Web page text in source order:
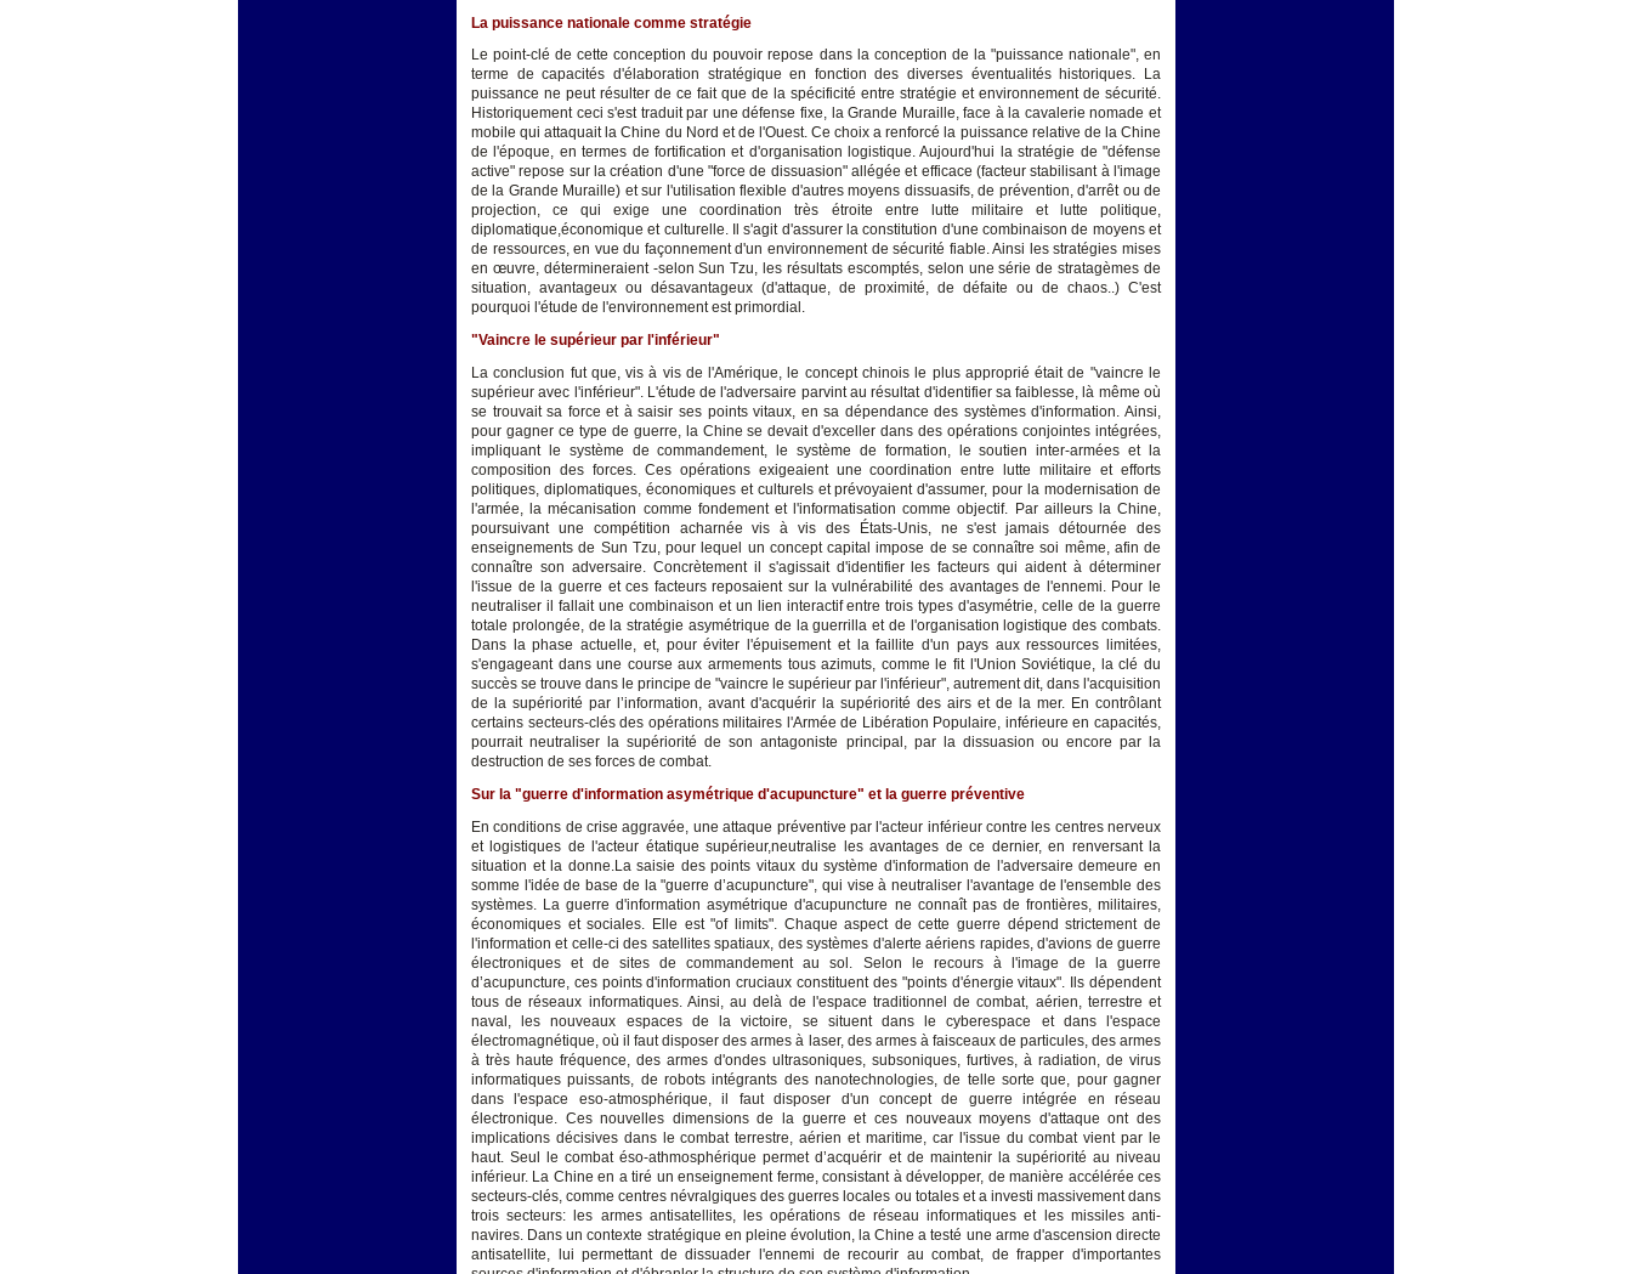
La puissance nationale comme stratégie
Le point-clé de cette conception du pouvoir repose dans la conception de la "puissance nationale", en
terme de capacités d'élaboration stratégique en fonction des diverses éventualités historiques. La
puissance ne peut résulter de ce fait que de la spécificité entre stratégie et environnement de sécurité.
Historiquement ceci s'est traduit par une défense fixe, la Grande Muraille, face à la cavalerie nomade et
mobile qui attaquait la Chine du Nord et de l'Ouest. Ce choix a renforcé la puissance relative de la Chine
de l'époque, en termes de fortification et d'organisation logistique. Aujourd'hui la stratégie de "défense
active" repose sur la création d'une "force de dissuasion" allégée et efficace (facteur stabilisant à l'image
de la Grande Muraille) et sur l'utilisation flexible d'autres moyens dissuasifs, de prévention, d'arrêt ou de
projection, ce qui exige une coordination très étroite entre lutte militaire et lutte politique,
diplomatique,économique et culturelle. Il s'agit d'assurer la constitution d'une combinaison de moyens et
de ressources, en vue du façonnement d'un environnement de sécurité fiable. Ainsi les stratégies mises
en œuvre, détermineraient -selon Sun Tzu, les résultats escomptés, selon une série de stratagèmes de
situation, avantageux ou désavantageux (d'attaque, de proximité, de défaite ou de chaos..) C'est
pourquoi l'étude de l'environnement est primordial.
"Vaincre le supérieur par l'inférieur"
La conclusion fut que, vis à vis de l'Amérique, le concept chinois le plus approprié était de "vaincre le
supérieur avec l'inférieur". L'étude de l'adversaire parvint au résultat d'identifier sa faiblesse, là même où
se trouvait sa force et à saisir ses points vitaux, en sa dépendance des systèmes d'information. Ainsi,
pour gagner ce type de guerre, la Chine se devait d'exceller dans des opérations conjointes intégrées,
impliquant le système de commandement, le système de formation, le soutien inter-armées et la
composition des forces. Ces opérations exigeaient une coordination entre lutte militaire et efforts
politiques, diplomatiques, économiques et culturels et prévoyaient d'assumer, pour la modernisation de
l'armée, la mécanisation comme fondement et l'informatisation comme objectif. Par ailleurs la Chine,
poursuivant une compétition acharnée vis à vis des États-Unis, ne s'est jamais détournée des
enseignements de Sun Tzu, pour lequel un concept capital impose de se connaître soi même, afin de
connaître son adversaire. Concrètement il s'agissait d'identifier les facteurs qui aident à déterminer
l'issue de la guerre et ces facteurs reposaient sur la vulnérabilité des avantages de l'ennemi. Pour le
neutraliser il fallait une combinaison et un lien interactif entre trois types d'asymétrie, celle de la guerre
totale prolongée, de la stratégie asymétrique de la guerrilla et de l'organisation logistique des combats.
Dans la phase actuelle, et, pour éviter l'épuisement et la faillite d'un pays aux ressources limitées,
s'engageant dans une course aux armements tous azimuts, comme le fit l'Union Soviétique, la clé du
succès se trouve dans le principe de "vaincre le supérieur par l'inférieur", autrement dit, dans l'acquisition
de la supériorité par l’information, avant d'acquérir la supériorité des airs et de la mer. En contrôlant
certains secteurs-clés des opérations militaires l'Armée de Libération Populaire, inférieure en capacités,
pourrait neutraliser la supériorité de son antagoniste principal, par la dissuasion ou encore par la
destruction de ses forces de combat.
Sur la "guerre d'information asymétrique d'acupuncture" et la guerre préventive
En conditions de crise aggravée, une attaque préventive par l'acteur inférieur contre les centres nerveux
et logistiques de l'acteur étatique supérieur,neutralise les avantages de ce dernier, en renversant la
situation et la donne.La saisie des points vitaux du système d'information de l'adversaire demeure en
somme l'idée de base de la "guerre d’acupuncture", qui vise à neutraliser l'avantage de l'ensemble des
systèmes. La guerre d'information asymétrique d'acupuncture ne connaît pas de frontières, militaires,
économiques et sociales. Elle est "of limits". Chaque aspect de cette guerre dépend strictement de
l'information et celle-ci des satellites spatiaux, des systèmes d'alerte aériens rapides, d'avions de guerre
électroniques et de sites de commandement au sol. Selon le recours à l'image de la guerre
d’acupuncture, ces points d'information cruciaux constituent des "points d'énergie vitaux". Ils dépendent
tous de réseaux informatiques. Ainsi, au delà de l'espace traditionnel de combat, aérien, terrestre et
naval, les nouveaux espaces de la victoire, se situent dans le cyberespace et dans l'espace
électromagnétique, où il faut disposer des armes à laser, des armes à faisceaux de particules, des armes
à très haute fréquence, des armes d'ondes ultrasoniques, subsoniques, furtives, à radiation, de virus
informatiques puissants, de robots intégrants des nanotechnologies, de telle sorte que, pour gagner
dans l'espace eso-atmosphérique, il faut disposer d'un concept de guerre intégrée en réseau
électronique. Ces nouvelles dimensions de la guerre et ces nouveaux moyens d'attaque ont des
implications décisives dans le combat terrestre, aérien et maritime, car l'issue du combat vient par le
haut. Seul le combat éso-athmosphérique permet d’acquérir et de maintenir la supériorité au niveau
inférieur. La Chine en a tiré un enseignement ferme, consistant à développer, de manière accélérée ces
secteurs-clés, comme centres névralgiques des guerres locales ou totales et a investi massivement dans
trois secteurs: les armes antisatellites, les opérations de réseau informatiques et les missiles anti-
navires. Dans un contexte stratégique en pleine évolution, la Chine a testé une arme d'ascension directe
antisatellite, lui permettant de dissuader l'ennemi de recourir au combat, de frapper d'importantes